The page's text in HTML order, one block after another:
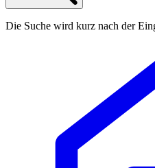
Die Suche wird kurz nach der